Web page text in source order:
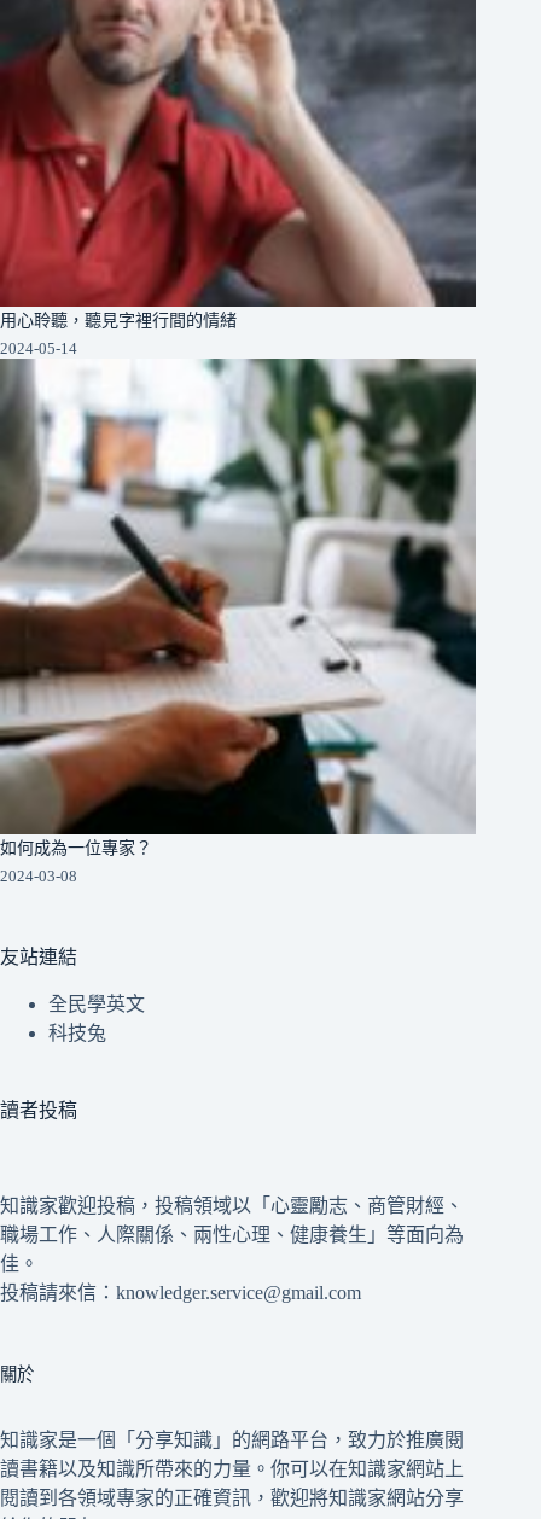
用心聆聽，聽見字裡行間的情緒
2024-05-14
如何成為一位專家？
2024-03-08
友站連結
全民學英文
科技兔
讀者投稿
知識家歡迎投稿，投稿領域以「心靈勵志、商管財經、
職場工作、人際關係、兩性心理、健康養生」等面向為
佳。
投稿請來信：knowledger.service@gmail.com
關於
知識家是一個「分享知識」的網路平台，致力於推廣閱
讀書籍以及知識所帶來的力量。你可以在知識家網站上
閱讀到各領域專家的正確資訊，歡迎將知識家網站分享